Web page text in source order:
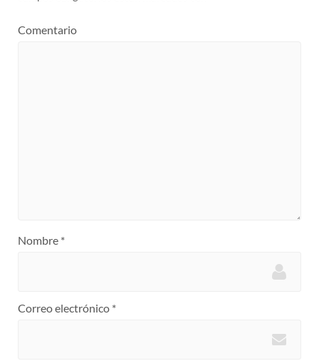
Comentario
Nombre *
Correo electrónico *